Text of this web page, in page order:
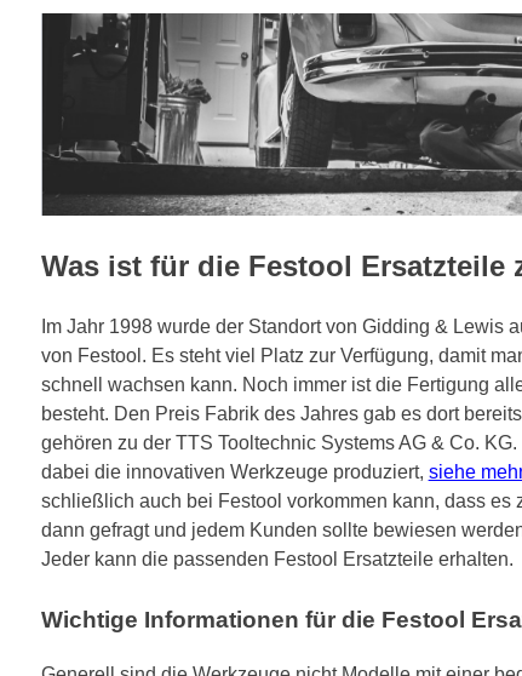
Was ist für die Festool Ersatzteile
Im Jahr 1998 wurde der Standort von Gidding & Lewis
von Festool. Es steht viel Platz zur Verfügung, damit
schnell wachsen kann. Noch immer ist die Fertigung
besteht. Den Preis Fabrik des Jahres gab es dort
gehören zu der TTS Tooltechnic Systems AG & Co.
dabei die innovativen Werkzeuge produziert, siehe mehr
schließlich auch bei Festool vorkommen kann, dass es
dann gefragt und jedem Kunden sollte bewiesen
Jeder kann die passenden Festool Ersatzteile erhalten.
Wichtige Informationen für die Festool